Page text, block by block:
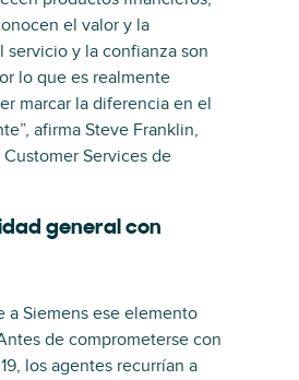
el valor y la
servicio y la confianza son
lo que es realmente
marcar la diferencia en el
afirma Steve Franklin,
Services de
general con
a Siemens ese elemento
de comprometerse con
los agentes recurrían a